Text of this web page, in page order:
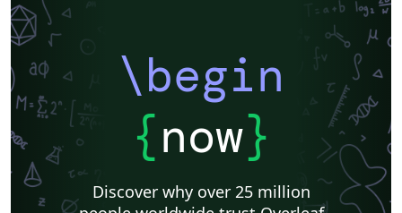
\begin
{now}
Discover why over 25 million